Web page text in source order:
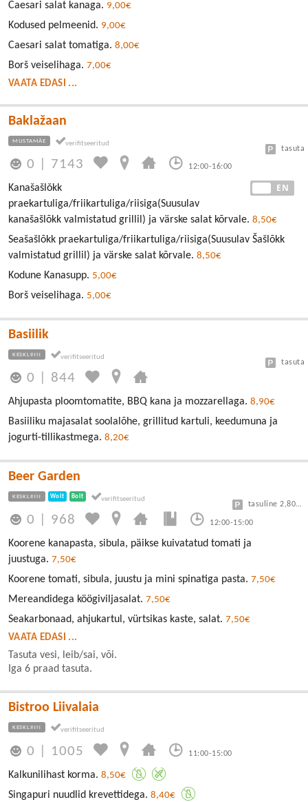
Caesari salat kanaga. 9,00€
Kodused pelmeenid. 9,00€
Caesari salat tomatiga. 8,00€
Borš veiselihaga. 7,00€
VAATA EDASI ...
Baklažaan
MUSTAMÄE
0 7143 12:00-16:00
tasuta
EN
Kanašašlǒkk
praekartuliga/friikartuliga/riisiga(Suusulav
kanašašlõkk valmistatud grillil) ja värske salat kõrvale. 8,50€
Seašašlõkk praekartuliga/friikartuliga/riisiga(Suusulav Šašlõkk
valmistatud grillil) ja värske salat kõrvale. 8,50€
Kodune Kanasupp. 5,00€
Borš veiselihaga. 5,00€
Basiilik
KESKLINN
0 844
tasuta
Ahjupasta ploomtomatite, BBQ kana ja mozzarellaga. 8,90€
Basiiliku majasalat soolalõhe, grillitud kartuli, keedumuna ja
jogurti-tillikastmega. 8,20€
Beer Garden
KESKLINN Wolt Bolt
0 968 12:00-15:00
tasuline 2,80/30min
Koorene kanapasta, sibula, päikse kuivatatud tomati ja
juustuga. 7,50€
Koorene tomati, sibula, juustu ja mini spinatiga pasta. 7,50€
Mereandidega köögiviljasalat. 7,50€
Seakarbonaad, ahjukartul, vürtsikas kaste, salat. 7,50€
VAATA EDASI ...
Tasuta vesi, leib/sai, või.
Iga 6 praad tasuta.
Bistroo Liivalaia
KESKLINN
0 1005 11:00-15:00
Kalkunilihast korma. 8,50€
Singapuri nuudlid krevettidega. 8,40€